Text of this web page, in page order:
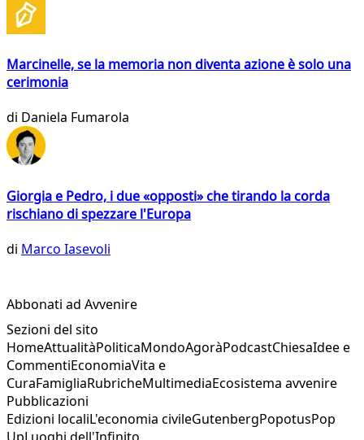
Marcinelle, se la memoria non diventa azione è solo una
cerimonia
di Daniela Fumarola
Giorgia e Pedro, i due «opposti» che tirando la corda
rischiano di spezzare l'Europa
di Marco Iasevoli
Abbonati ad Avvenire
Sezioni del sito
HomeAttualitàPoliticaMondoAgoràPodcastChiesaIdee e
CommentiEconomiaVita e
CuraFamigliaRubricheMultimediaEcosistema avvenire
Pubblicazioni
Edizioni localiL'economia civileGutenbergPopotusPop